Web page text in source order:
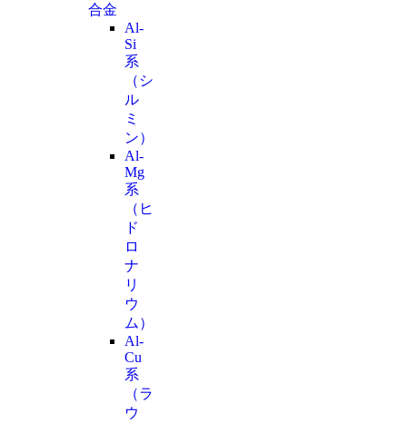
合金
Al-
Si
系
（シ
ル
ミ
ン）
Al-
Mg
系
（ヒ
ド
ロ
ナ
リ
ウ
ム）
Al-
Cu
系
（ラ
ウ